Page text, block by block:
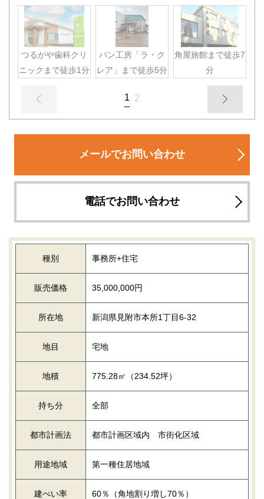
つるがや歯科クリ
ニックまで徒歩1分
パン工房「ラ・ク
レア」まで徒歩5分
角屋旅館まで徒歩7
分
1 2
メールでお問い合わせ
電話でお問い合わせ
種別 事務所+住宅
販売価格 35,000,000円
所在地 新潟県見附市本所1丁目6-32
地目 宅地
地積 775.28㎡（234.52坪）
持ち分 全部
都市計画法 都市計画区域内 市街化区域
用途地域 第一種住居地域
建ぺい率 60％（角地割り増し70％）